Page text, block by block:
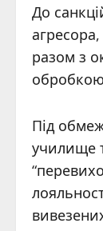
До
разом з
обробкою
Під
училище